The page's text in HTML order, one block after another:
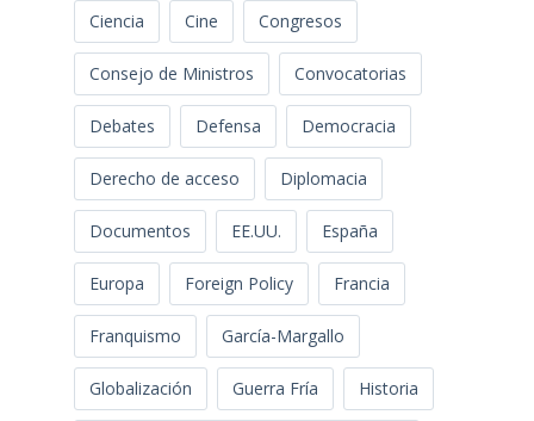
Ciencia Cine Congresos
Consejo de Ministros Convocatorias
Debates Defensa Democracia
Derecho de acceso Diplomacia
Documentos EE.UU. España
Europa Foreign Policy Francia
Franquismo García-Margallo
Globalización Guerra Fría Historia